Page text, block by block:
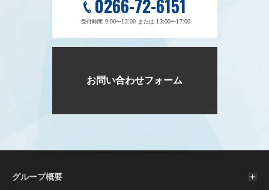
0266-72-6151
受付時間 9:00〜12:00 または 13:00〜17:00
お問い合わせフォーム
グループ概要